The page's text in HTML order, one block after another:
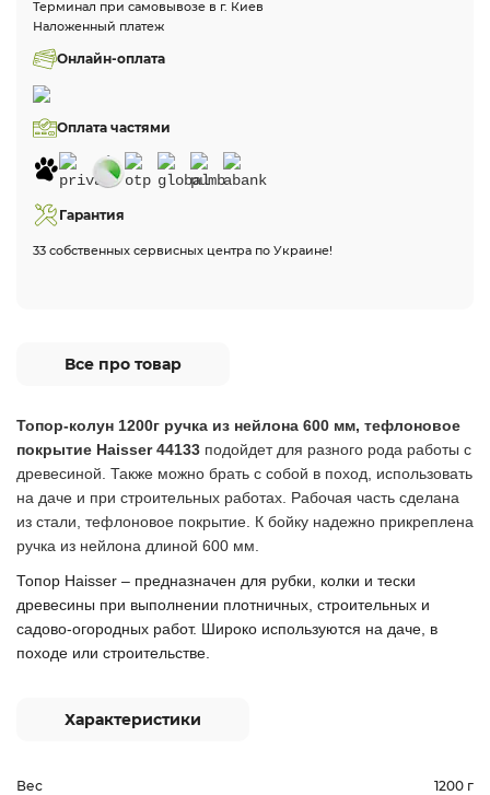
Терминал при самовывозе в г. Киев
Наложенный платеж
Онлайн-оплата
Оплата частями
Гарантия
33 собственных сервисных центра по Украине!
Все про товар
Топор-колун 1200г ручка из нейлона 600 мм, тефлоновое
покрытие Haisser 44133 подойдет для разного рода работы с
древесиной. Также можно брать с собой в поход, использовать
на даче и при строительных работах. Рабочая часть сделана
из стали, тефлоновое покрытие. К бойку надежно прикреплена
ручка из нейлона длиной 600 мм.
Подробнее:
https://ars.ua/sokira-
haisser-
Топор Haisser – предназначен для рубки, колки и тески
древесины при выполнении плотничных, строительных и
садово-огородных работ. Широко используются на даче, в
походе или строительстве.
Характеристики
Вес 1200 г